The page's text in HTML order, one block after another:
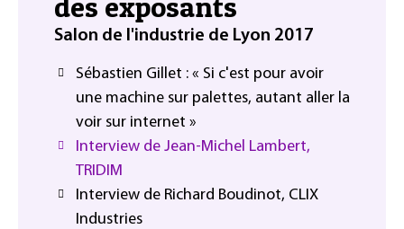
Salon de l'industrie de Lyon 2017
Sébastien Gillet : « Si c'est pour avoir
une machine sur palettes, autant aller la
voir sur internet »
Interview de Jean-Michel Lambert,
TRIDIM
Interview de Richard Boudinot, CLIX
Industries